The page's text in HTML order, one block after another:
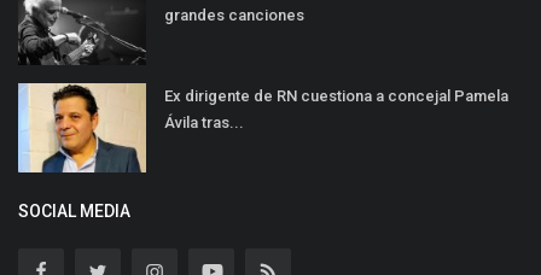
grandes canciones
Ex dirigente de RN cuestiona a concejal Pamela
Ávila tras...
SOCIAL MEDIA